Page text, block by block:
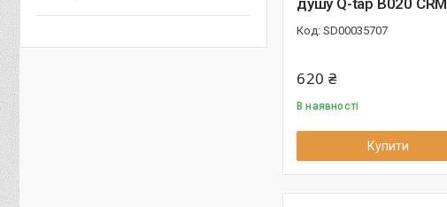
душу Q-tap B020 CRM
SD00035707
620 ₴
В наявності
Купити